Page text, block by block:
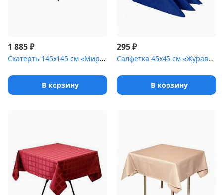
1 885₽
Скатерть 145х145 см «Мираж» темно-зеленая
В корзину
295₽
Салфетка 45х45 см «Журавинка» ультрамарин [(гладь)]
В корзину